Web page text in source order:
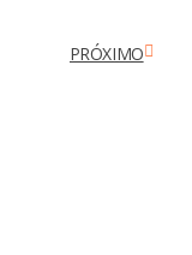
PRÓXIMO